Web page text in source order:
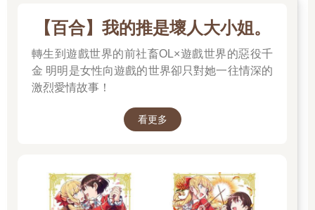
【百合】我的推是壞人大小姐。
轉生到遊戲世界的前社畜OL×遊戲世界的惡役千
金 明明是女性向遊戲的世界卻只對她一往情深的
激烈愛情故事！
看更多